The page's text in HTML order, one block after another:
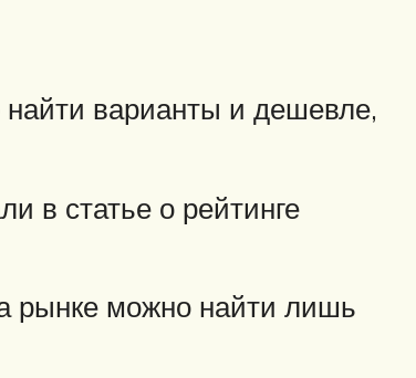
варианты и дешевле,
в статье о рейтинге
рынке можно найти лишь